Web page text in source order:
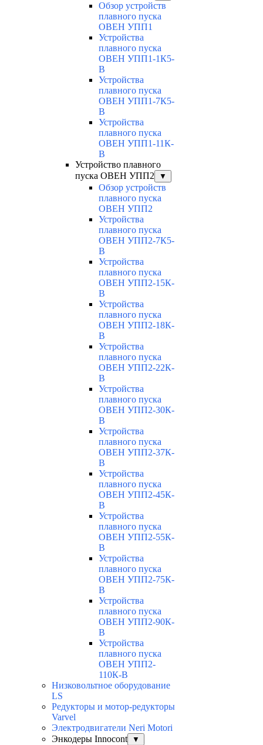
Обзор устройств
плавного пуска
ОВЕН УПП1
Устройства
плавного пуска
ОВЕН УПП1-1К5-
В
Устройства
плавного пуска
ОВЕН УПП1-7К5-
В
Устройства
плавного пуска
ОВЕН УПП1-11К-
В
Устройство плавного
пуска ОВЕН УПП2
▼
Обзор устройств
плавного пуска
ОВЕН УПП2
Устройства
плавного пуска
ОВЕН УПП2-7К5-
В
Устройства
плавного пуска
ОВЕН УПП2-15К-
В
Устройства
плавного пуска
ОВЕН УПП2-18К-
В
Устройства
плавного пуска
ОВЕН УПП2-22К-
В
Устройства
плавного пуска
ОВЕН УПП2-30К-
В
Устройства
плавного пуска
ОВЕН УПП2-37К-
В
Устройства
плавного пуска
ОВЕН УПП2-45К-
В
Устройства
плавного пуска
ОВЕН УПП2-55К-
В
Устройства
плавного пуска
ОВЕН УПП2-75К-
В
Устройства
плавного пуска
ОВЕН УПП2-90К-
В
Устройства
плавного пуска
ОВЕН УПП2-
110К-В
Низковольтное оборудование
LS
Редукторы и мотор-редукторы
Varvel
Электродвигатели Neri Motori
Энкодеры Innocont
▼